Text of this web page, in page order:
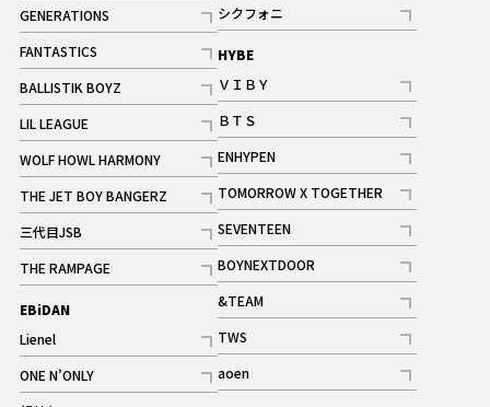
GENERATIONS
記事
FANTASTICS
記事
BALLISTIK BOYZ
記事
LIL LEAGUE
記事
WOLF HOWL HARMONY
記事
THE JET BOY BANGERZ
記事
三代目JSB
記事
THE RAMPAGE
記事
ギャラリー
EBiDAN
Lienel
記事
ONE N’ONLY
記事
シクフォニ
記事
HYBE
ＶＩＢＹ
記事
ＢＴＳ
記事
ENHYPEN
記事
TOMORROW X TOGETHER
記事
ギャラリー
SEVENTEEN
記事
BOYNEXTDOOR
記事
&TEAM
記事
TWS
記事
aoen
記事